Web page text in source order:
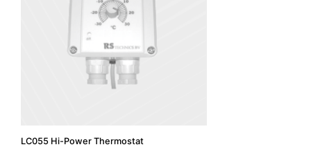
LC055 Hi-Power Thermostat